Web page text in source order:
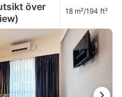
över
18 m²/194 ft²